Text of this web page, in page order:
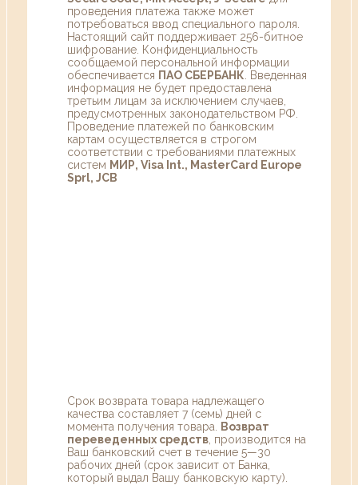
проведения платежа также может
потребоваться ввод специального пароля.
Настоящий сайт поддерживает 256-битное
шифрование. Конфиденциальность
сообщаемой персональной информации
обеспечивается ПАО СБЕРБАНК . Введенная
информация не будет предоставлена
третьим лицам за исключением случаев,
предусмотренных законодательством РФ.
Проведение платежей по банковским
картам осуществляется в строгом
соответствии с требованиями платежных
систем МИР, Visa Int., MasterCard Europe
Sprl, JCB
Срок возврата товара надлежащего
качества составляет 7 (семь) дней с
момента получения товара.
Возврат
переведенных средств , производится на
Ваш банковский счет в течение 5—30
рабочих дней (срок зависит от Банка,
который выдал Вашу банковскую карту).